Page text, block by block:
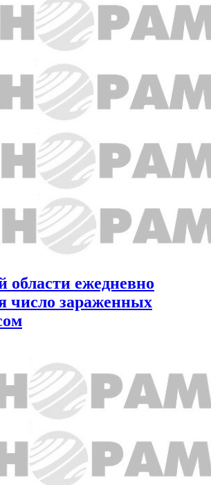
области ежедневно
число зараженных